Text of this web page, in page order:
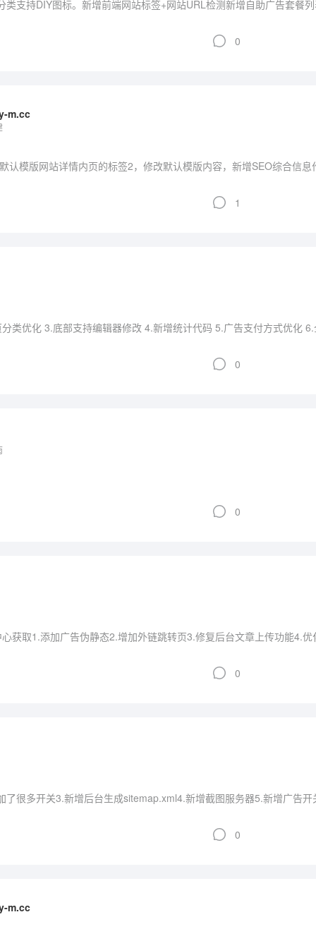
类支持DIY图标。新增前端网站标签+网站URL检测新增自助广告套餐
0
m.cc
认模版网站详情内页的标签2，修改默认模版内容，新增SEO综合信息
1
类优化 3.底部支持编辑器修改 4.新增统计代码 5.广告支付方式优化
0
0
0
了很多开关3.新增后台生成sitemap.xml4.新增截图服务器5.新增广告开
0
m.cc